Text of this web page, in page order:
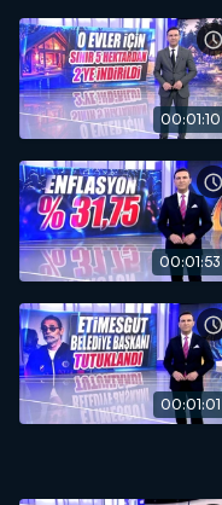
00:01:10
00:01:53
00:01:01